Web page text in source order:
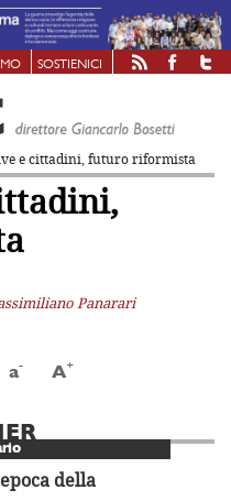
SOSTIENICI
e cittadini, futuro riformista
Panarari
a- A+
della